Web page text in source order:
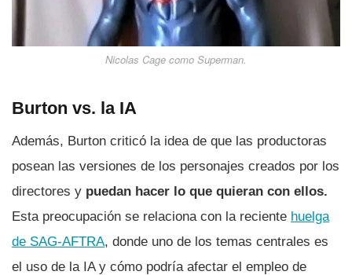
Nicolas Cage como Superman.
Burton vs. la IA
Además, Burton criticó la idea de que las productoras
posean las versiones de los personajes creados por los
directores y puedan hacer lo que quieran con ellos.
Esta preocupación se relaciona con la reciente huelga
de SAG-AFTRA, donde uno de los temas centrales es
el uso de la IA y cómo podría afectar el empleo de